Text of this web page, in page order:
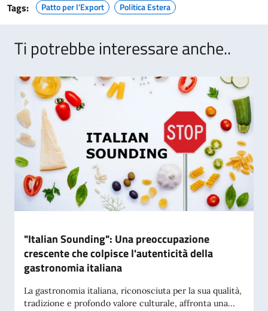
Tags: Patto per l’Export Politica Estera
Ti potrebbe interessare anche..
"Italian Sounding": Una preoccupazione
crescente che colpisce l'autenticità della
gastronomia italiana
La gastronomia italiana, riconosciuta per la sua qualità,
tradizione e profondo valore culturale, affronta una...